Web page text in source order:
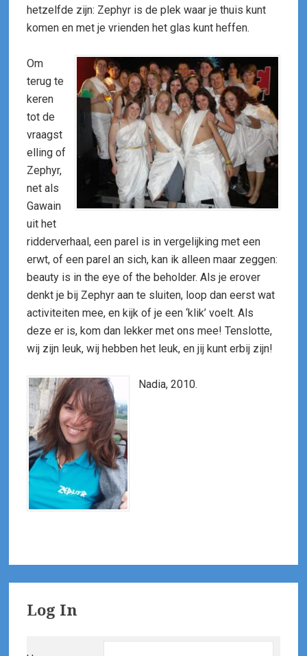
hetzelfde zijn: Zephyr is de plek waar je thuis kunt
komen en met je vrienden het glas kunt heffen.
Om
terug te
keren
tot de
vraagst
elling of
Zephyr,
net als
Gawain
uit het
ridderverhaal, een parel is in vergelijking met een
erwt, of een parel an sich, kan ik alleen maar zeggen:
beauty is in the eye of the beholder. Als je erover
denkt je bij Zephyr aan te sluiten, loop dan eerst wat
activiteiten mee, en kijk of je een ‘klik’ voelt. Als
deze er is, kom dan lekker met ons mee! Tenslotte,
wij zijn leuk, wij hebben het leuk, en jij kunt erbij zijn!
Nadia, 2010.
Sidebar
Log In